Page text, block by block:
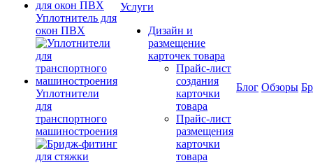
Уплотнитель для
окон ПВХ
Уплотнители
для
транспортного
машиностроения
Услуги
Дизайн и
размещение
карточек товара
Прайс-лист
создания
карточки
товара
Прайс-лист
размещения
карточки
товара
Блог Обзоры